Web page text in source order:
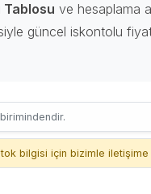
Tablosu ve hesaplama
güncel iskontolu
bilgisi için bizimle iletişime